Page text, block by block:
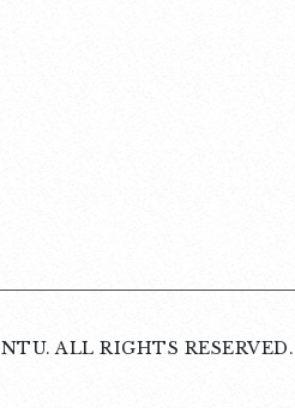
ALL RIGHTS RESERVED.